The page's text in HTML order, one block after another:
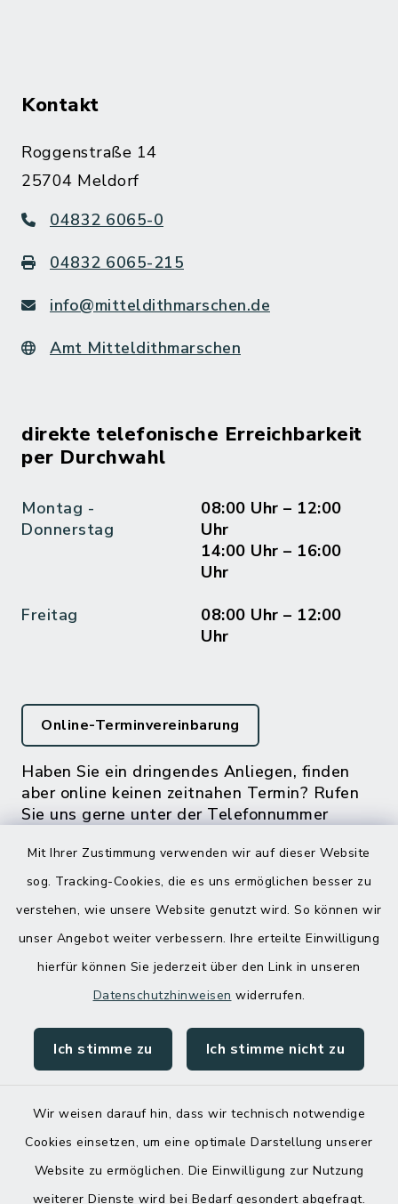
Mit Ihrer Zustimmung verwenden wir auf dieser Website
sog. Tracking-Cookies, die es uns ermöglichen besser zu
verstehen, wie unsere Website genutzt wird. So können wir
unser Angebot weiter verbessern. Ihre erteilte Einwilligung
hierfür können Sie jederzeit über den Link in unseren
Datenschutzhinweisen widerrufen.
Ich stimme zu Ich stimme nicht zu
Wir weisen darauf hin, dass wir technisch notwendige
Cookies einsetzen, um eine optimale Darstellung unserer
Website zu ermöglichen. Die Einwilligung zur Nutzung
weiterer Dienste wird bei Bedarf gesondert abgefragt.
Kontakt
Roggenstraße 14
25704 Meldorf
04832 6065-0
04832 6065-215
info@mitteldithmarschen.de
Amt Mitteldithmarschen
direkte telefonische Erreichbarkeit
per Durchwahl
Montag -
Donnerstag
08:00 Uhr – 12:00
Uhr
14:00 Uhr – 16:00
Uhr
Freitag
08:00 Uhr – 12:00
Uhr
Online-Terminvereinbarung
Haben Sie ein dringendes Anliegen, finden
aber online keinen zeitnahen Termin? Rufen
Sie uns gerne unter der Telefonnummer
Kontakt
Datenschutz
Impressum